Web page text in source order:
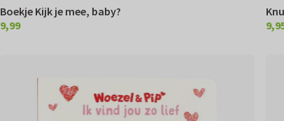
Boekje Kijk je mee, baby?
€ 9,99
9,99
€